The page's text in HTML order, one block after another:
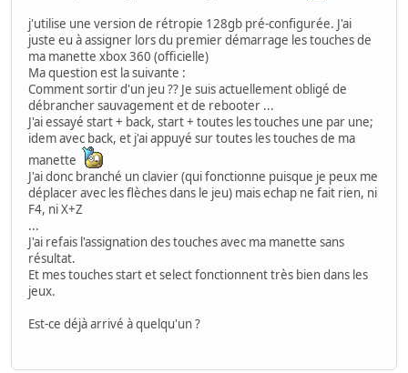
j'utilise une version de rétropie 128gb pré-configurée. J'ai
juste eu à assigner lors du premier démarrage les touches de
ma manette xbox 360 (officielle)
Ma question est la suivante :
Comment sortir d'un jeu ?? Je suis actuellement obligé de
débrancher sauvagement et de rebooter ...
J'ai essayé start + back, start + toutes les touches une par une;
idem avec back, et j'ai appuyé sur toutes les touches de ma
manette
J'ai donc branché un clavier (qui fonctionne puisque je peux me
déplacer avec les flèches dans le jeu) mais echap ne fait rien, ni
F4, ni X+Z
...
J'ai refais l'assignation des touches avec ma manette sans
résultat.
Et mes touches start et select fonctionnent très bien dans les
jeux.
Est-ce déjà arrivé à quelqu'un ?